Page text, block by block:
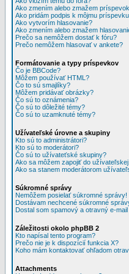
Ako zmením alebo zmažem
Ako pridám podpis k môjmu
Ako vytvorím hlasovanie?
Ako zmením alebo zmažem
Prečo sa nemôžem dostať k fóru?
Prečo nemôžem hlasovať v ankete?
Formátovanie a typy príspevkov
Čo je BBCode?
Môžem používať HTML?
Čo to sú smajlíky?
Môžem pridávať obrázky?
Čo sú to oznámenia?
Čo sú to dôležité témy?
Čo sú to uzamknuté témy?
Užívateľské úrovne a skupiny
Kto sú to administrátori?
Kto sú to moderátori?
Čo sú to užívateťské skupiny?
Ako sa môžem zapojiť do
Ako sa stanem moderátorom
Súkromné správy
Nemôžem posielať súkromné správy!
Dostávam nechcené súkromné
Dostal som spamový a otravný e-
Záležitosti okolo phpBB 2
Kto napísal tento program?
Prečo nie je k dispozícií funkcia X?
Koho mám kontaktovať ohľadom
Attachments